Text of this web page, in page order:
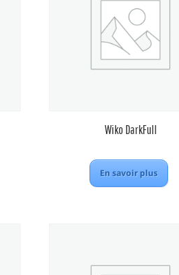
Wiko DarkFull
En savoir plus